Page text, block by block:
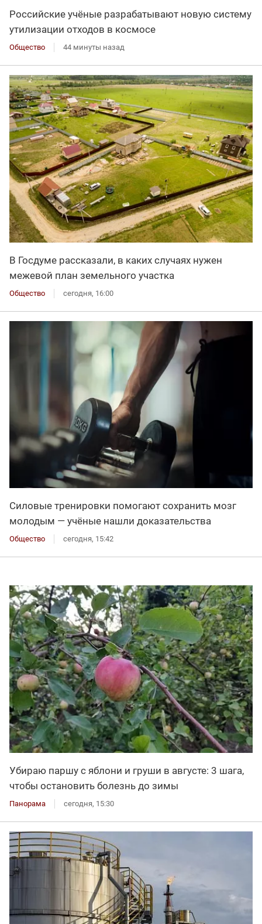
Российские учёные разрабатывают новую систему
утилизации отходов в космосе
Общество 44 минуты назад
В Госдуме рассказали, в каких случаях нужен
межевой план земельного участка
Общество сегодня, 16:00
Силовые тренировки помогают сохранить мозг
молодым — учёные нашли доказательства
Общество сегодня, 15:42
Убираю паршу с яблони и груши в августе: 3 шага,
чтобы остановить болезнь до зимы
Панорама сегодня, 15:30